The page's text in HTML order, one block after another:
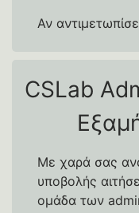
Αν
μπορείτε να
CSLab
Με χαρά σας
υποβολής
ομάδα των